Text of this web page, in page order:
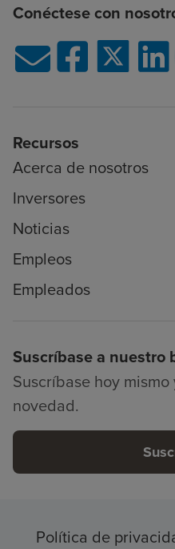
Conéctese con
Recursos
Acerca de nosotros
Inversores
Noticias
Empleos
Empleados
Suscríbase a nuestro
Suscríbase hoy
novedad.
Política de